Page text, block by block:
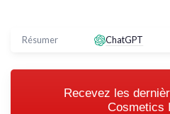
Résumer ChatGPT
Recevez les
Cosmetics